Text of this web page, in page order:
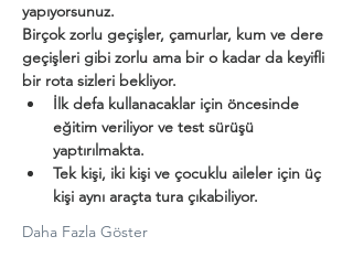
yapıyorsunuz.
Birçok zorlu geçişler, çamurlar, kum ve dere
geçişleri gibi zorlu ama bir o kadar da keyifli
bir rota sizleri bekliyor.
İlk defa kullanacaklar için öncesinde
eğitim veriliyor ve test sürüşü
yaptırılmakta.
Tek kişi, iki kişi ve çocuklu aileler için üç
kişi aynı araçta tura çıkabiliyor.
Daha Fazla Göster